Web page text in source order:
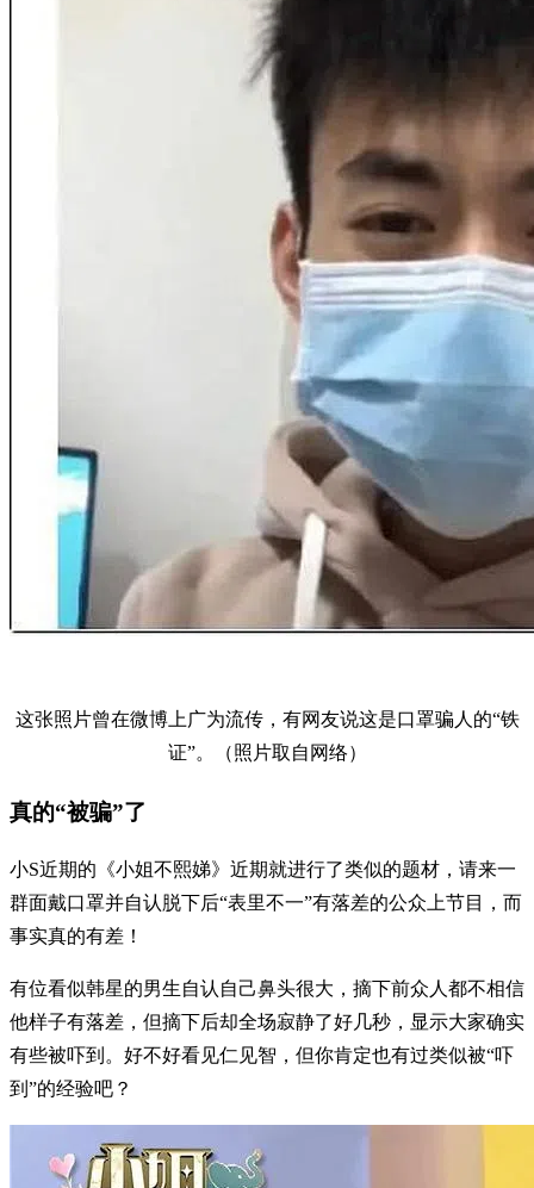
这张照片曾在微博上广为流传，有网友说这是口罩骗人的“铁
证”。（照片取自网络）
真的“被骗”了
小S近期的《小姐不熙娣》近期就进行了类似的题材，请来一
群面戴口罩并自认脱下后“表里不一”有落差的公众上节目，而
事实真的有差！
有位看似韩星的男生自认自己鼻头很大，摘下前众人都不相信
他样子有落差，但摘下后却全场寂静了好几秒，显示大家确实
有些被吓到。好不好看见仁见智，但你肯定也有过类似被“吓
到”的经验吧？